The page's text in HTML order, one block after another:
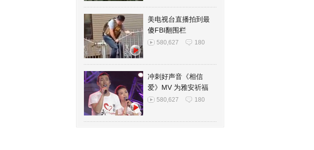
美电视台直播拍到最
傻FBI翻围栏
580,627 180
冲刺好声音《相信
爱》MV 为雅安祈福
580,627 180